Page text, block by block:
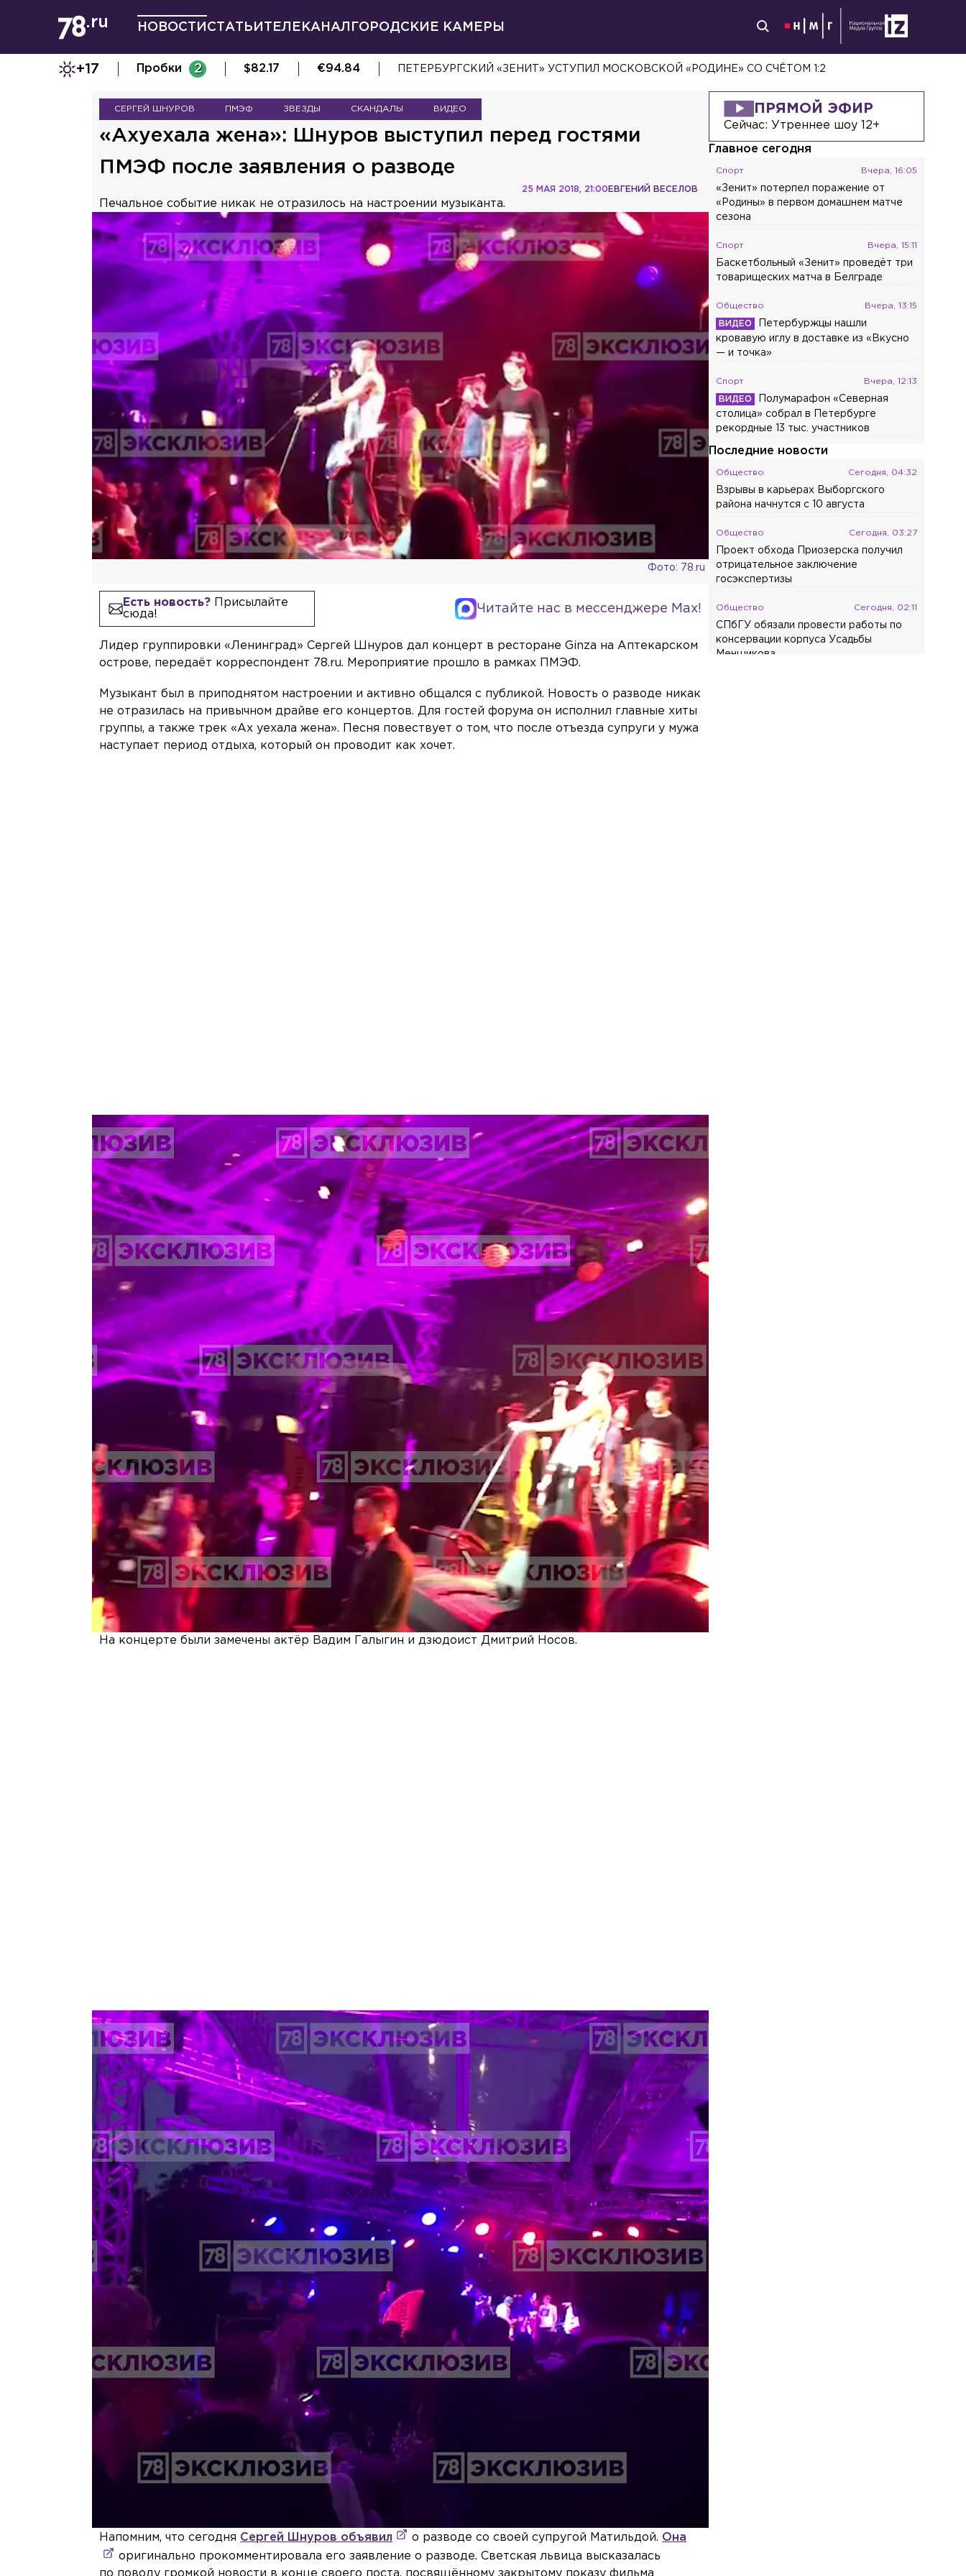
НОВОСТИ СТАТЬИ ТЕЛЕКАНАЛ ГОРОДСКИЕ КАМЕРЫ
+17 Пробки 2 $82.17 €94.84 ОВЧАРКА ИЗ ТИХВИНА ОБРЕЛА НОВУЮ СЕМЬЮ В МОСКВЕ
СЕРГЕЙ ШНУРОВ ПМЭФ ЗВЕЗДЫ СКАНДАЛЫ ВИДЕО
«Ахуехала жена»: Шнуров выступил перед гостями
ПМЭФ после заявления о разводе
ЕВГЕНИЙ ВЕСЕЛОВ
25 МАЯ 2018, 21:00
Печальное событие никак не отразилось на настроении музыканта.
Фото: 78.ru
Есть новость?Присылайте
сюда!
Читайте нас в мессенджере Max!
Лидер группировки «Ленинград» Сергей Шнуров дал концерт в ресторане Ginza на Аптекарском
острове, передаёт корреспондент 78.ru. Мероприятие прошло в рамках ПМЭФ.
Музыкант был в приподнятом настроении и активно общался с публикой. Новость о разводе никак
не отразилась на привычном драйве его концертов. Для гостей форума он исполнил главные хиты
группы, а также трек «Ах уехала жена». Песня повествует о том, что после отъезда супруги у мужа
наступает период отдыха, который он проводит как хочет.
На концерте были замечены актёр Вадим Галыгин и дзюдоист Дмитрий Носов.
Напомним, что сегодня Сергей Шнуров объявил о разводе со своей супругой Матильдой. Она
оригинально прокомментировала его заявление о разводе. Светская львица высказалась
по поводу громкой новости в конце своего поста, посвящённому закрытому показу фильма
ПРЯМОЙ ЭФИР
Сейчас: Утреннее шоу 12+
Главное сегодня
Спорт Вчера, 16:05
«Зенит» потерпел поражение от
«Родины» в первом домашнем матче
сезона
Спорт Вчера, 15:11
Баскетбольный «Зенит» проведёт три
товарищеских матча в Белграде
Общество Вчера, 13:15
Петербуржцы нашли
кровавую иглу в доставке из «Вкусно
— и точка»
Спорт Вчера, 12:13
Полумарафон «Северная
столица» собрал в Петербурге
рекордные 13 тыс. участников
Последние новости
Общество Сегодня, 04:32
Взрывы в карьерах Выборгского
района начнутся с 10 августа
Общество Сегодня, 03:27
Проект обхода Приозерска получил
отрицательное заключение
госэкспертизы
Общество Сегодня, 02:11
СПбГУ обязали провести работы по
консервации корпуса Усадьбы
Меншикова